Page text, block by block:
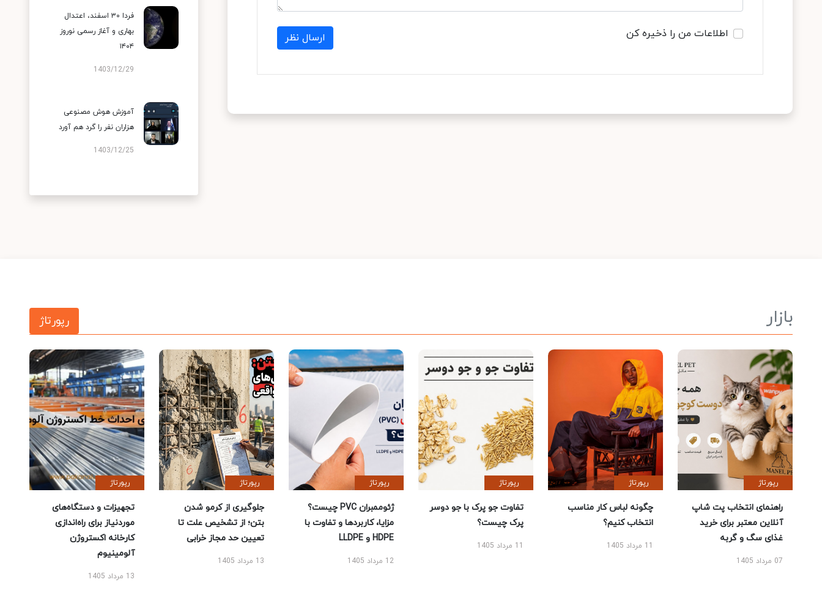
اطلاعات من را ذخیره کن ارسال نظر
فردا ۳۰ اسفند، اعتدال
بهاری و آغاز رسمی نوروز
۱۴۰۴
1403/12/29
آموزش هوش مصنوعی
هزاران نفر را گرد هم آورد
1403/12/25
بازار رپورتاژ
رپورتاژ
راهنمای انتخاب پت شاپ
آنلاین معتبر برای خرید
غذای سگ و گربه
07 مرداد 1405
رپورتاژ
چگونه لباس کار مناسب
انتخاب کنیم؟
11 مرداد 1405
رپورتاژ
تفاوت جو پرک با جو دوسر
پرک چیست؟
11 مرداد 1405
رپورتاژ
ژئوممبران PVC چیست؟
مزایا، کاربردها و تفاوت با
HDPE و LLDPE
12 مرداد 1405
رپورتاژ
جلوگیری از کرمو شدن
بتن؛ از تشخیص علت تا
تعیین حد مجاز خرابی
13 مرداد 1405
رپورتاژ
تجهیزات و دستگاه‌های
موردنیاز برای راه‌اندازی
کارخانه اکستروژن
آلومینیوم
13 مرداد 1405